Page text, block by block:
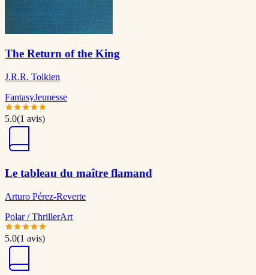
The Return of the King
J.R.R. Tolkien
FantasyJeunesse
5.0(1 avis)
Le tableau du maître flamand
Arturo Pérez-Reverte
Polar / ThrillerArt
5.0(1 avis)